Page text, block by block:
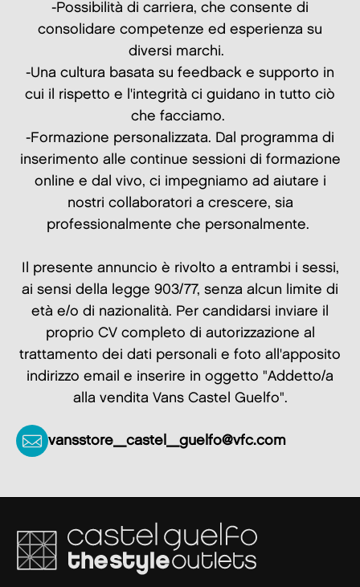
-Possibilità di carriera, che consente di
consolidare competenze ed esperienza su
diversi marchi.
-Una cultura basata su feedback e supporto in
cui il rispetto e l'integrità ci guidano in tutto ciò
che facciamo.
-Formazione personalizzata. Dal programma di
inserimento alle continue sessioni di formazione
online e dal vivo, ci impegniamo ad aiutare i
nostri collaboratori a crescere, sia
professionalmente che personalmente.
Il presente annuncio è rivolto a entrambi i sessi,
ai sensi della legge 903/77, senza alcun limite di
età e/o di nazionalità. Per candidarsi inviare il
proprio CV completo di autorizzazione al
trattamento dei dati personali e foto all'apposito
indirizzo email e inserire in oggetto "Addetto/a
alla vendita Vans Castel Guelfo".
vansstore_castel_guelfo@vfc.com